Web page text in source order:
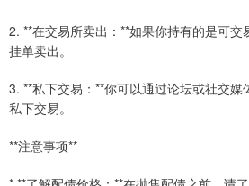
2. **在交易所卖出：**如果你持有的是可
挂单卖出。
3. **私下交易：**你可以通过论坛或社交
私下交易。
**注意事项**